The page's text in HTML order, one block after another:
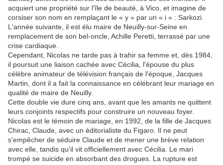
acquiert une propriété sur l'île de beauté, à Vico, et imagine de
corsiser son nom en remplaçant le « y » par un « i » : Sarkozi.
L'année suivante, il est élu maire de Neuilly-sur-Seine en
remplacement de son bel-oncle, Achille Peretti, terrassé par une
crise cardiaque.
Cependant, Nicolas ne tarde pas à trahir sa femme et, dès 1984,
il poursuit une liaison cachée avec Cécilia, l'épouse du plus
célèbre animateur de télévision français de l'époque, Jacques
Martin, dont il a fait la connaissance en célébrant leur mariage en
qualité de maire de Neuilly.
Cette double vie dure cinq ans, avant que les amants ne quittent
leurs conjoints respectifs pour construire un nouveau foyer.
Nicolas est le témoin de mariage, en 1992, de la fille de Jacques
Chirac, Claude, avec un éditorialiste du Figaro. Il ne peut
s'empêcher de séduire Claude et de mener une brève relation
avec elle, tandis qu'il vit officiellement avec Cécilia. Le mari
trompé se suicide en absorbant des drogues. La rupture est